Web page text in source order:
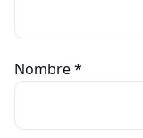
Nombre*